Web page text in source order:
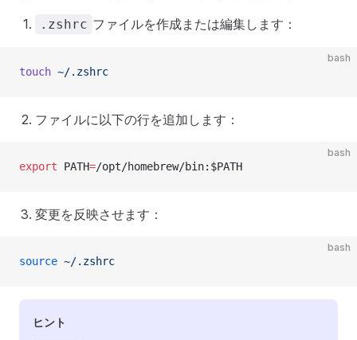
.zshrc ファイルを作成または編集します：
bash
touch ~/.zshrc
ファイルに以下の行を追加します：
bash
export PATH=/opt/homebrew/bin:$PATH
変更を反映させます：
bash
source ~/.zshrc
ヒント